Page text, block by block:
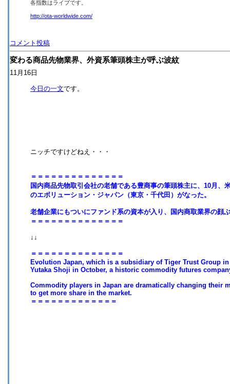
各指数はライブです。
http://ota-worldwide.com/
コメント投稿
変わる商品先物業界、外資系筆頭株主が呼ぶ波紋
11月16日
今日の一文です。
ニッチですけどねえ・・・
＝＝＝＝＝＝＝＝＝＝＝＝＝＝
国内商品先物取引会社の老舗である豊商事の筆頭株主に、10月、
のエボリューション・ジャパン（東京・千代田）がなった。
老舗企業にもついにファンド系の資本が入り、国内商取業界の顔
＝＝＝＝＝＝＝＝＝＝＝＝＝＝
↓↓
＝＝＝＝＝＝＝＝＝＝＝＝＝＝
Evolution Japan, which is a subsidiary of Tiger Trust Group
Yutaka Shoji in October, a historic commodity futures
Commodity players in Japan are dramatically changing their
to get more share in the market.
＝＝＝＝＝＝＝＝＝＝＝＝＝